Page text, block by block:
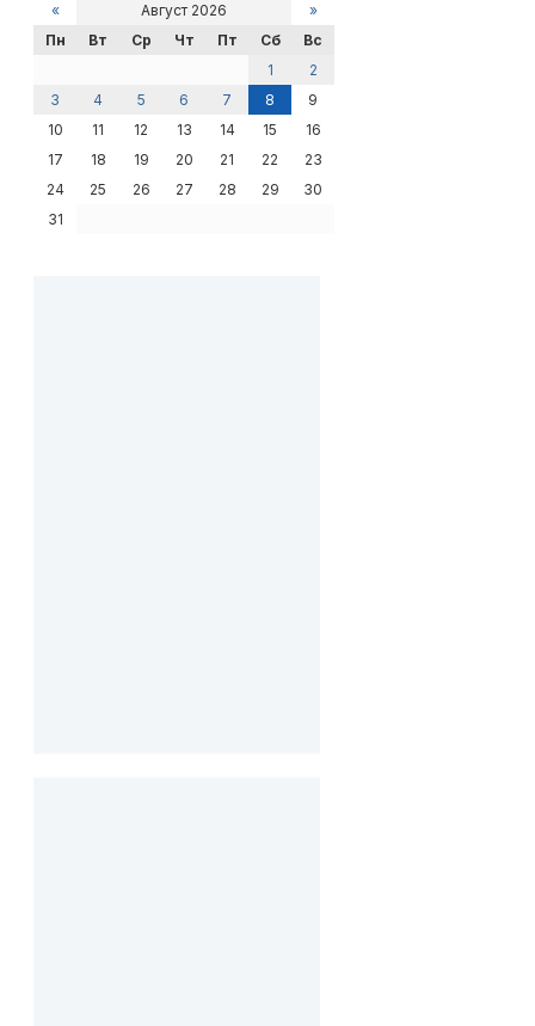
« Август 2026
»
Пн
Вт Ср Чт Пт Сб
Вс
1
2
3
4 5 6 7 8
9
10
11 12 13 14 15
16
17
18 19 20 21 22
23
24
25 26 27 28 29
30
31